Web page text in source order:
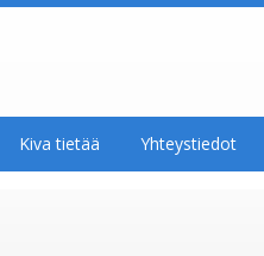
Kiva tietää Yhteystiedot